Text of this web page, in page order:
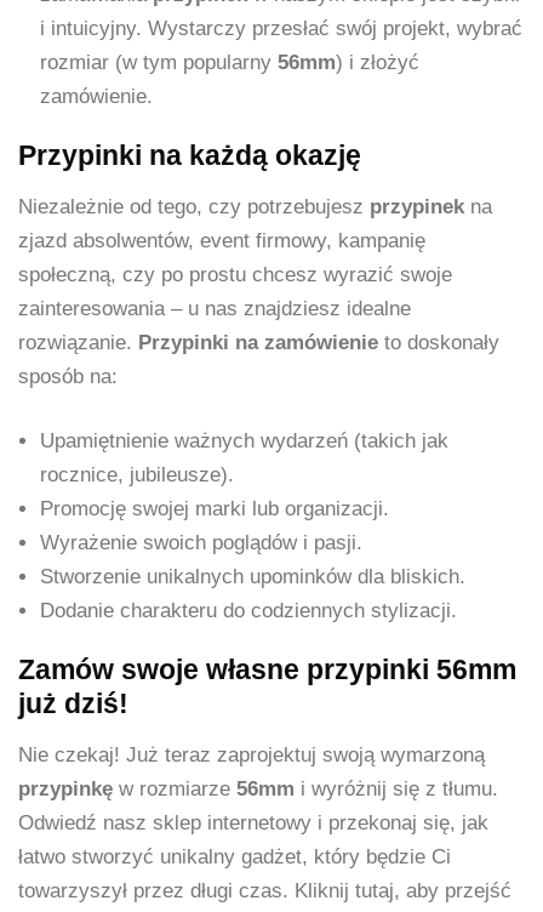
i intuicyjny. Wystarczy przesłać swój projekt, wybrać
rozmiar (w tym popularny 56mm) i złożyć
zamówienie.
Przypinki na każdą okazję
Niezależnie od tego, czy potrzebujesz przypinekna
zjazd absolwentów, event firmowy, kampanię
społeczną, czy po prostu chcesz wyrazić swoje
zainteresowania – u nas znajdziesz idealne
rozwiązanie. Przypinki na zamówienie to doskonały
sposób na:
Upamiętnienie ważnych wydarzeń (takich jak
rocznice, jubileusze).
Promocję swojej marki lub organizacji.
Wyrażenie swoich poglądów i pasji.
Stworzenie unikalnych upominków dla bliskich.
Dodanie charakteru do codziennych stylizacji.
Zamów swoje własne przypinki 56mm
już dziś!
Nie czekaj! Już teraz zaprojektuj swoją wymarzoną
przypinkę w rozmiarze 56mm i wyróżnij się z tłumu.
Odwiedź nasz sklep internetowy i przekonaj się, jak
łatwo stworzyć unikalny gadżet, który będzie Ci
towarzyszył przez długi czas. Kliknij tutaj, aby przejść